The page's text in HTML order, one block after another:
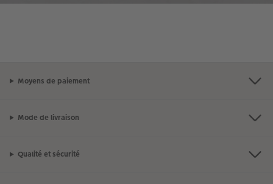
Moyens de paiement
Mode de livraison
Qualité et sécurité